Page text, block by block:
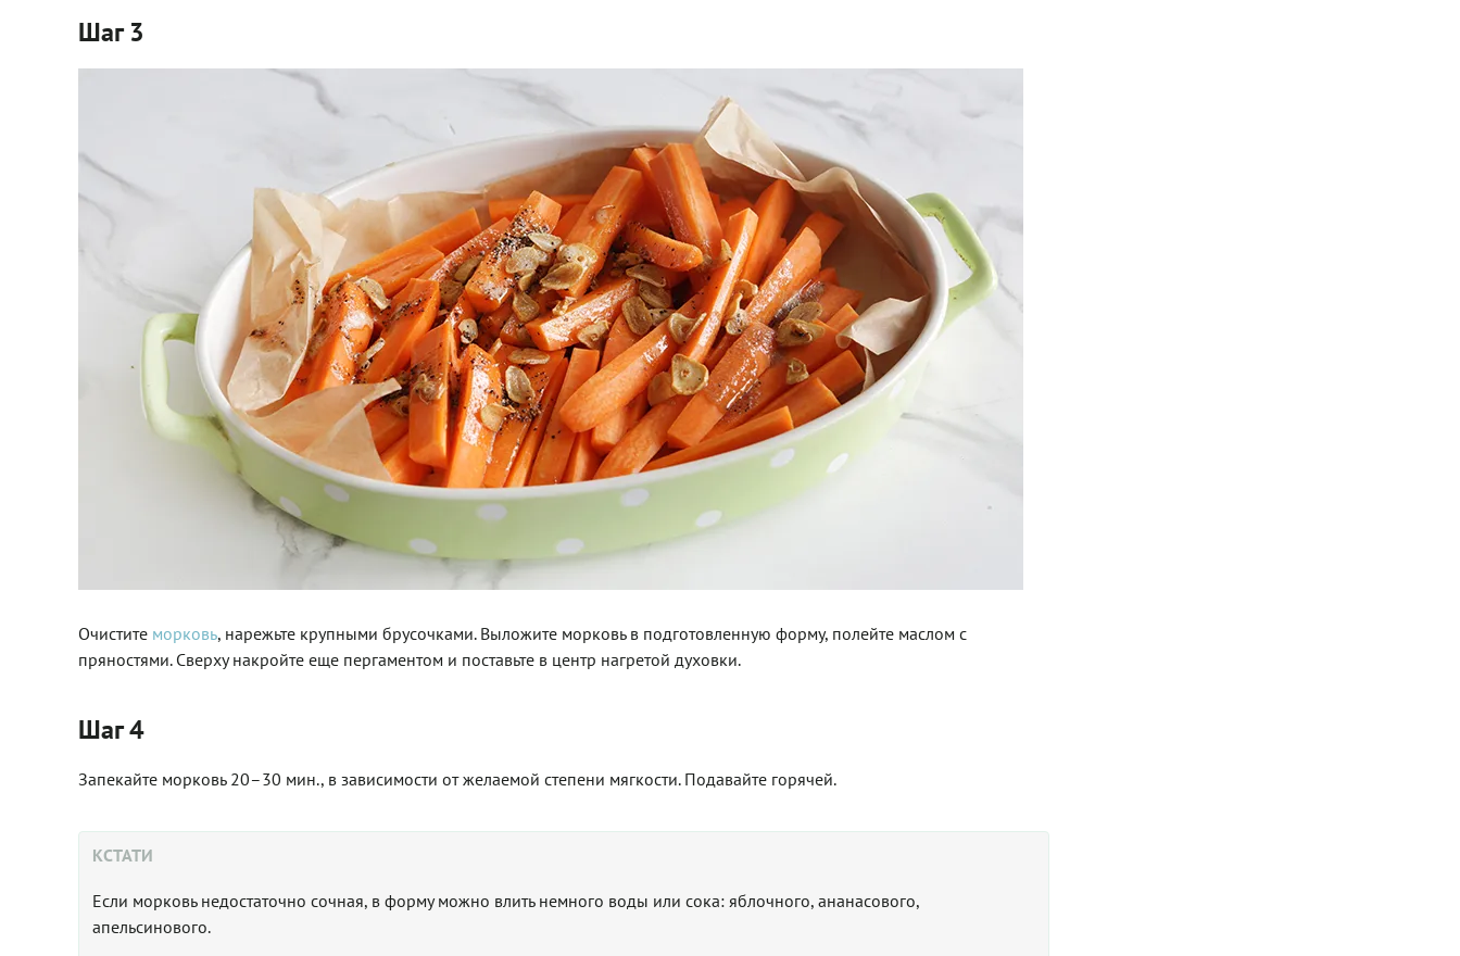
Шаг 3
Очистите морковь, нарежьте крупными брусочками. Выложите морковь в подготовленную форму, полейте маслом с
пряностями. Сверху накройте еще пергаментом и поставьте в центр нагретой духовки.
Шаг 4
Запекайте морковь 20–30 мин., в зависимости от желаемой степени мягкости. Подавайте горячей.
КСТАТИ
Если морковь недостаточно сочная, в форму можно влить немного воды или сока: яблочного, ананасового,
апельсинового.